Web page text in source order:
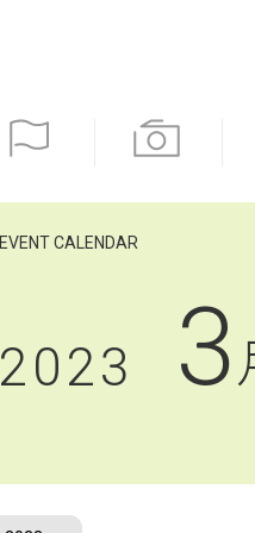
EVENT CALENDAR
2023 3